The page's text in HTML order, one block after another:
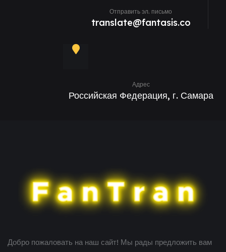
Отправить эл. письмо
translate@fantasis.co
Адрес
Российская Федерация, г. Самара
Добро пожаловать на наш сайт! Мы рады предложить вам